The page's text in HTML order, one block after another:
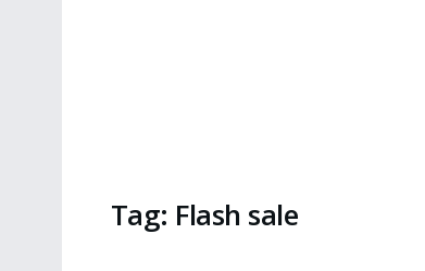
Tag: Flash sale